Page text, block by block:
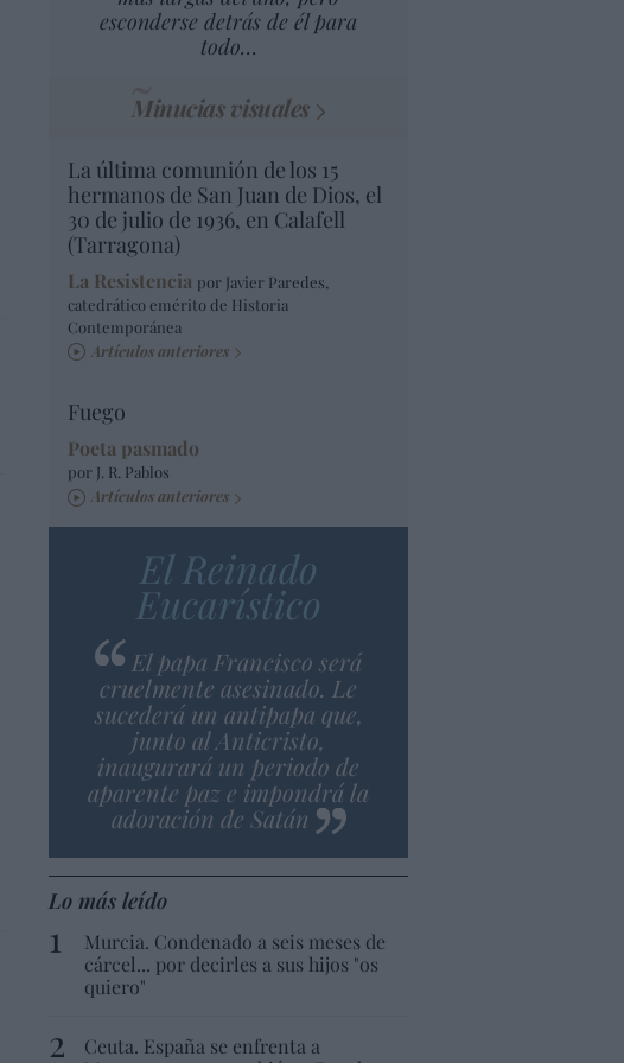
esconderse detrás de él para
todo…
Minucias visuales
La última comunión de los 15
hermanos de San Juan de Dios, el
30 de julio de 1936, en Calafell
(Tarragona)
La Resistencia por Javier Paredes,
catedrático emérito de Historia
Contemporánea
Artículos anteriores
Fuego
Poeta pasmado
por J. R. Pablos
Artículos anteriores
El Reinado
Eucarístico
El papa Francisco será
cruelmente asesinado. Le
sucederá un antipapa que,
junto al Anticristo,
inaugurará un periodo de
aparente paz e impondrá la
adoración de Satán
Lo más leído
Murcia. Condenado a seis meses de
cárcel... por decirles a sus hijos "os
quiero"
Ceuta. España se enfrenta a